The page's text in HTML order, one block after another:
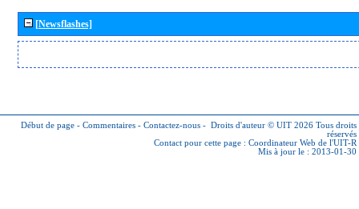
[Newsflashes]
Début de page - Commentaires - Contactez-nous - Droits d'auteur © UIT 2026 Tous droits
réservés
Contact pour cette page : Coordinateur Web de l'UIT-R
Mis à jour le : 2013-01-30